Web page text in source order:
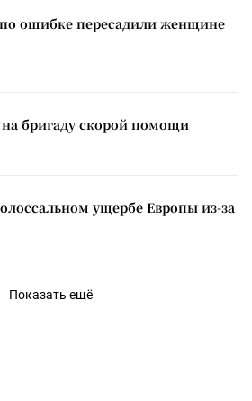
ошибке пересадили женщине
бригаду скорой помощи
ущербе Европы из-за
Показать ещё